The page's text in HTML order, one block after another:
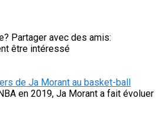
Partager avec des amis:
être intéressé
de Ja Morant au basket-ball
en 2019, Ja Morant a fait évoluer